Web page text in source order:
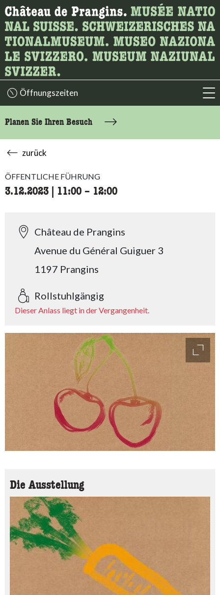
Wonach suchen Sie?
Hier können Sie nach Inhalten der Seite suchen.
Öffnungszeiten
Planen Sie Ihren Besuch
zurück
ÖFFENTLICHE FÜHRUNG
3.12.2023 11:00 accessibility.time_to
– 12:00
Château de Prangins
Avenue du Général Guiguer 3
1197 Prangins
Rollstuhlgängig
Dieser Anlass liegt in der Vergangenheit.
Die Ausstellung